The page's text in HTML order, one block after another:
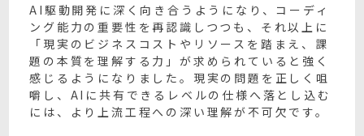
AI駆動開発に深く向き合うようになり、コーディ
ング能力の重要性を再認識しつつも、それ以上に
「現実のビジネスコストやリソースを踏まえ、課
題の本質を理解する力」が求められていると強く
感じるようになりました。現実の問題を正しく咀
嚼し、AIに共有できるレベルの仕様へ落とし込む
には、より上流工程への深い理解が不可欠です。